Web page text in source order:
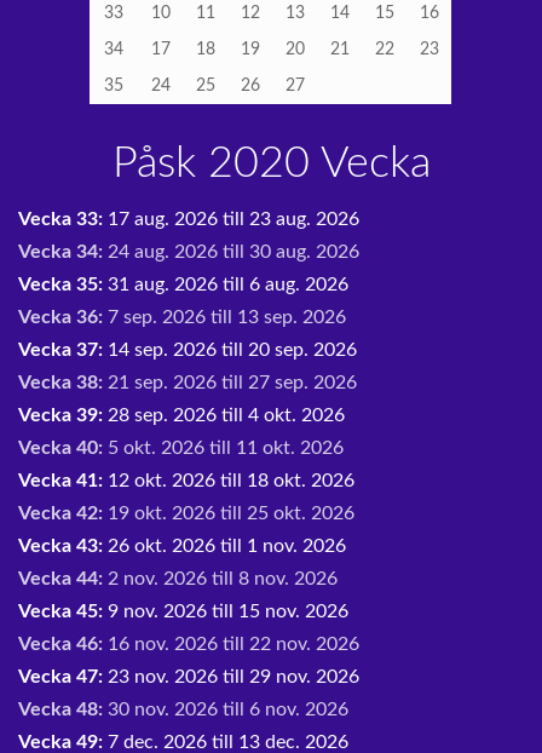
33 10 11 12 13 14 15 16
34 17 18 19 20 21 22 23
35 24 25 26 27
Påsk 2020 Vecka
Vecka 33: 17 aug. 2026 till 23 aug. 2026
Vecka 34: 24 aug. 2026 till 30 aug. 2026
Vecka 35: 31 aug. 2026 till 6 aug. 2026
Vecka 36: 7 sep. 2026 till 13 sep. 2026
Vecka 37: 14 sep. 2026 till 20 sep. 2026
Vecka 38: 21 sep. 2026 till 27 sep. 2026
Vecka 39: 28 sep. 2026 till 4 okt. 2026
Vecka 40: 5 okt. 2026 till 11 okt. 2026
Vecka 41: 12 okt. 2026 till 18 okt. 2026
Vecka 42: 19 okt. 2026 till 25 okt. 2026
Vecka 43: 26 okt. 2026 till 1 nov. 2026
Vecka 44: 2 nov. 2026 till 8 nov. 2026
Vecka 45: 9 nov. 2026 till 15 nov. 2026
Vecka 46: 16 nov. 2026 till 22 nov. 2026
Vecka 47: 23 nov. 2026 till 29 nov. 2026
Vecka 48: 30 nov. 2026 till 6 nov. 2026
Vecka 49: 7 dec. 2026 till 13 dec. 2026